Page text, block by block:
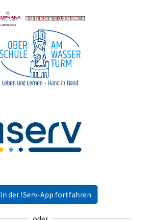
In der IServ-App fortfahren